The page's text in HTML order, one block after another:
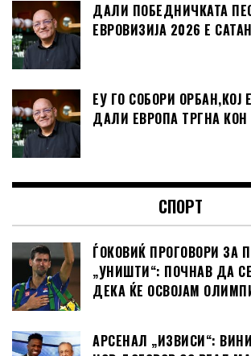
ДАЛИ ПОБЕДНИЧКАТА
ЕВРОВИЗИЈА 2026 Е
ЕУ ГО СОБОРИ ОРБАН,КОЈ
ДАЛИ ЕВРОПА ТРГНА КОН
СПОРТ
ЃОКОВИЌ ПРОГОВОРИ ЗА
„УНИШТИ“: ПОЧНАВ ДА
ДЕКА ЌЕ ОСВОЈАМ
АРСЕНАЛ „ИЗВИСИ“: